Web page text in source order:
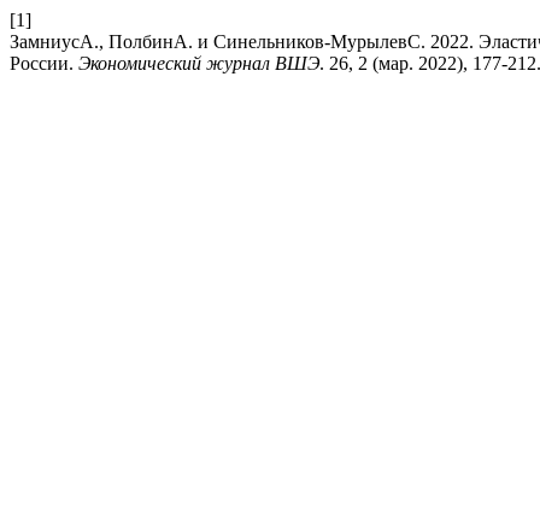
[1]
ЗамниусА., ПолбинА. и Синельников-МурылевС. 2022.
России. Экономический журнал ВШЭ. 26, 2 (мар. 2022), 177-